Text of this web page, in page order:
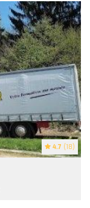
4.7 (18)